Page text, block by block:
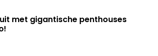
met gigantische penthouses